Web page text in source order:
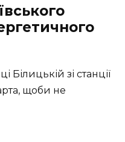
зі станції
щоби не